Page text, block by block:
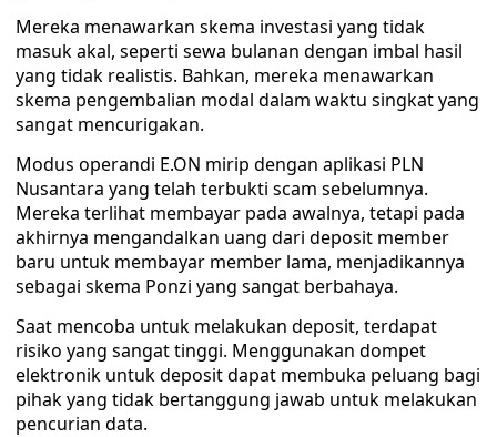
Mereka menawarkan skema investasi yang tidak
masuk akal, seperti sewa bulanan dengan imbal hasil
yang tidak realistis. Bahkan, mereka menawarkan
skema pengembalian modal dalam waktu singkat yang
sangat mencurigakan.
Modus operandi E.ON mirip dengan aplikasi PLN
Nusantara yang telah terbukti scam sebelumnya.
Mereka terlihat membayar pada awalnya, tetapi pada
akhirnya mengandalkan uang dari deposit member
baru untuk membayar member lama, menjadikannya
sebagai skema Ponzi yang sangat berbahaya.
Saat mencoba untuk melakukan deposit, terdapat
risiko yang sangat tinggi. Menggunakan dompet
elektronik untuk deposit dapat membuka peluang bagi
pihak yang tidak bertanggung jawab untuk melakukan
pencurian data.